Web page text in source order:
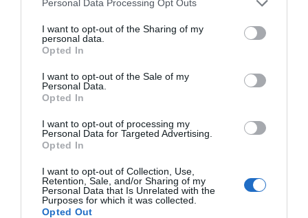
Personal Data Processing Opt Outs
I want to opt-out of the Sharing of my
personal data.
Opted In
I want to opt-out of the Sale of my
Personal Data.
Opted In
I want to opt-out of processing my
Personal Data for Targeted Advertising.
Opted In
I want to opt-out of Collection, Use,
Retention, Sale, and/or Sharing of my
Personal Data that Is Unrelated with the
Purposes for which it was collected.
Opted Out